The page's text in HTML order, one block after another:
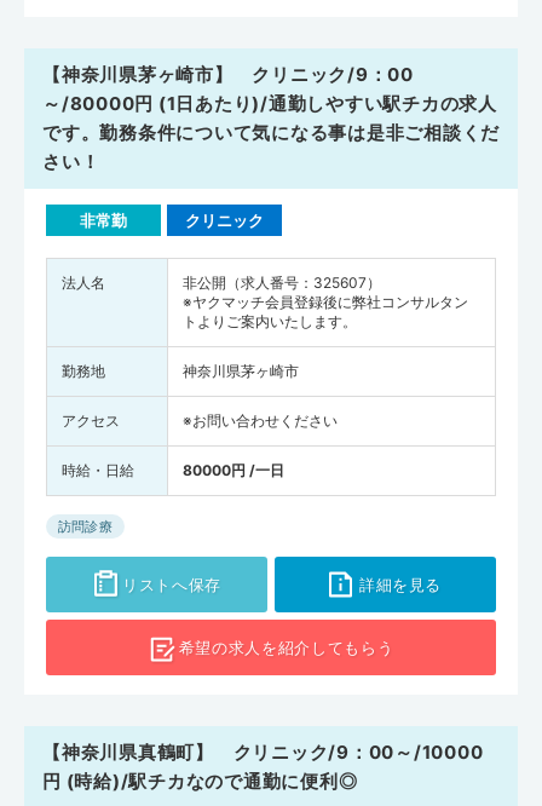
【神奈川県茅ヶ崎市】 クリニック/9：00
～/80000円 (1日あたり)/通勤しやすい駅チカの求人
です。勤務条件について気になる事は是非ご相談くだ
さい！
非常勤 クリニック
法人名
非公開（求人番号：325607）
※ヤクマッチ会員登録後に弊社コンサルタン
トよりご案内いたします。
勤務地 神奈川県茅ヶ崎市
アクセス ※お問い合わせください
時給・日給 80000円 /一日
訪問診療
リストへ保存 詳細を見る
希望の求人を紹介してもらう
【神奈川県真鶴町】 クリニック/9：00～/10000
円 (時給)/駅チカなので通勤に便利◎